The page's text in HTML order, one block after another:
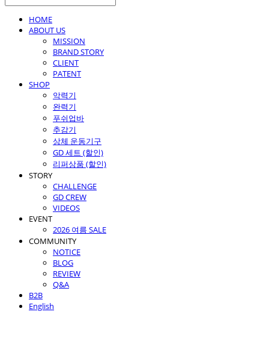
HOME
ABOUT US
MISSION
BRAND STORY
CLIENT
PATENT
SHOP
악력기
완력기
푸쉬업바
추감기
상체 운동기구
GD 세트 (할인)
리퍼상품 (할인)
STORY
CHALLENGE
GD CREW
VIDEOS
EVENT
2026 여름 SALE
COMMUNITY
NOTICE
BLOG
REVIEW
Q&A
B2B
English